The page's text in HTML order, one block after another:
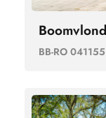
BB-RO 041155